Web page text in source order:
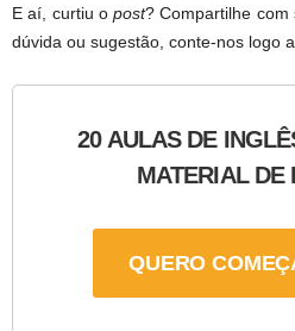
E aí, curtiu opost? Compartilhe com
dúvida ou sugestão, conte-nos logo
20 AULAS DE
MATERIAL DE
QUERO